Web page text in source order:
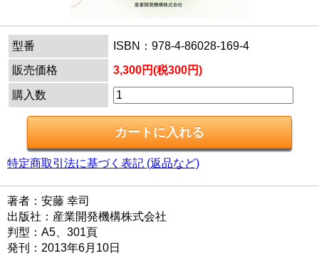
型番
ISBN：978-4-86028-169-4
販売価格
3,300円(税300円)
購入数
特定商取引法に基づく表記 (返品など)
著者：安藤 幸司
出版社：産業開発機構株式会社
判型：A5、301頁
発刊：2013年6月10日